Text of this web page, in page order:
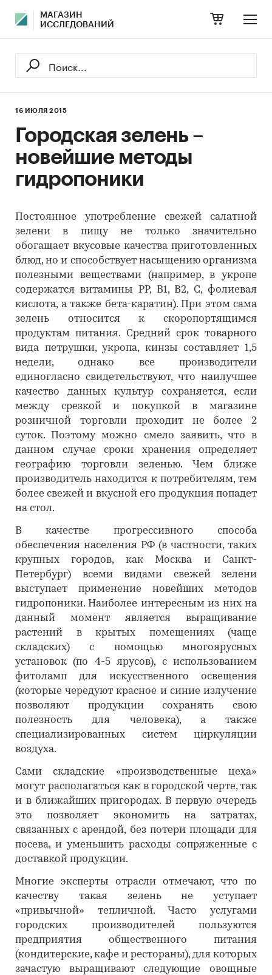
МАГАЗИН
ИССЛЕДОВАНИЙ
16 ИЮЛЯ 2015
Городская зелень –
новейшие методы
гидропоники
Постоянное употребление свежей салатной
зелени в пищу не только значительно
обогащает вкусовые качества приготовленных
блюд, но и способствует насыщению организма
полезными веществами (например, в укропе
содержатся витамины PP, B1, B2, C, фолиевая
кислота, а также бета-каратин). При этом сама
зелень относится к скоропортящимся
продуктам питания. Средний срок товарного
вида петрушки, укропа, кинзы составляет 1,5
недели, однако все производители
единогласно свидетельствуют, что наилучшее
качество данных культур сохраняется, если
между срезкой и покупкой в магазине
розничной торговли проходит не более 2
суток. Поэтому можно смело заявить, что в
данном случае сроки хранения определяет
географию торговли зеленью. Чем ближе
производитель находится к потребителям, тем
более свежей и вкусной его продукция попадет
на стол.
В качестве прогрессивного способа
обеспечения населения РФ (в частности, таких
крупных городов, как Москва и Санкт-
Петербург) всеми видами свежей зелени
выступает применение новейших методов
гидропоники. Наиболее интересным из них на
данный момент является выращивание
растений в крытых помещениях (чаще
складских) с помощью многоярусных
установок (по 4-5 ярусов), с использованием
фитоламп для искусственного освещения
(которые чередуют красное и синие излучение
позволяют продукции сохранять свою
полезность для человека), а также
специализированных систем циркуляции
воздуха.
Сами складские «производственные цеха»
могут располагаться как в городской черте, так
и в ближайших пригородах. В первую очередь
это позволяет экономить на затратах,
связанных с арендой, без потери площади для
посева, и уменьшить расходы сопряженные с
доставкой продукции.
Многие эксперты отрасли отмечают, что по
качеству такая зелень не уступает
«привычной» тепличной. Часто услугами
городских производителей пользуются
предприятия общественного питания
(кондитерские, кафе и рестораны), для которых
зачастую выращивают следующие овощные